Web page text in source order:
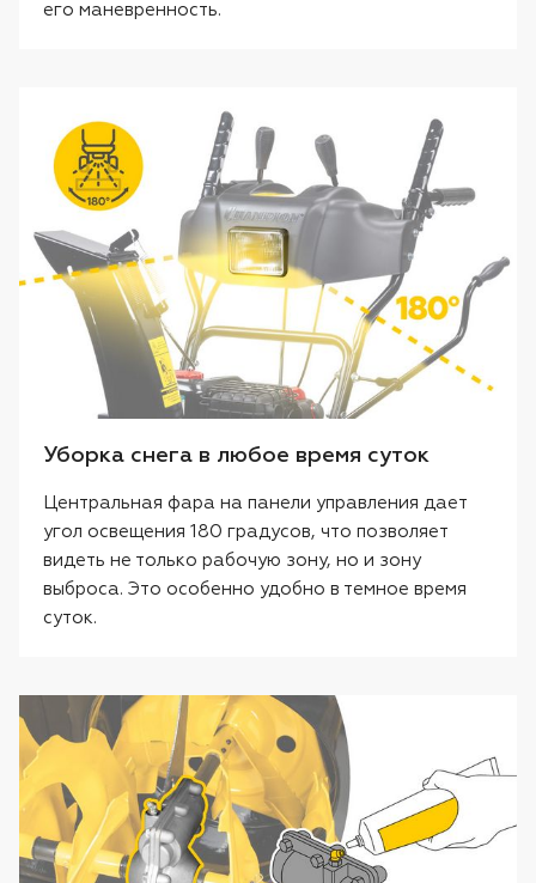
его маневренность.
Уборка снега в любое время суток
Центральная фара на панели управления дает
угол освещения 180 градусов, что позволяет
видеть не только рабочую зону, но и зону
выброса. Это особенно удобно в темное время
суток.